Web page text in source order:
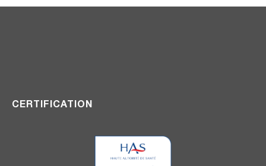
CERTIFICATION